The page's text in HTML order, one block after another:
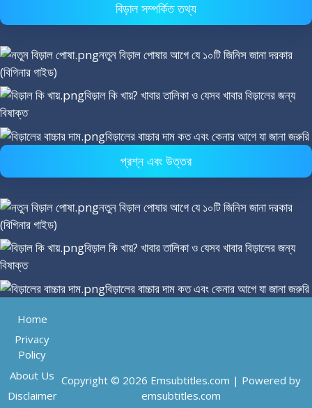
বিড়াল সম্পর্কিত তথ্য
নতুন বিড়াল পোষার আগে যে ১০টি জিনিস জানা দরকার
(বিগিনার গাইড)
বিড়াল কি খায়? খাবার তালিকা ও যেসব খাবার বিড়ালের জন্য
বিষাক্ত
বিড়ালের বাচ্চার দাম কত এবং কেনার আগে যা জানা জরুরি
প্রশ্ন এবং উত্তর
নতুন বিড়াল পোষার আগে যে ১০টি জিনিস জানা দরকার
(বিগিনার গাইড)
বিড়াল কি খায়? খাবার তালিকা ও যেসব খাবার বিড়ালের জন্য
বিষাক্ত
বিড়ালের বাচ্চার দাম কত এবং কেনার আগে যা জানা জরুরি
Home
Privacy
Policy
About Us
Disclaimer
Copyright © 2026 Emsubtitles.com | Powered by
emsubtitles.com